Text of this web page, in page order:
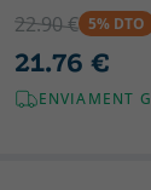
22.90 € 5% DTO
21.76 €
ENVIAMENT